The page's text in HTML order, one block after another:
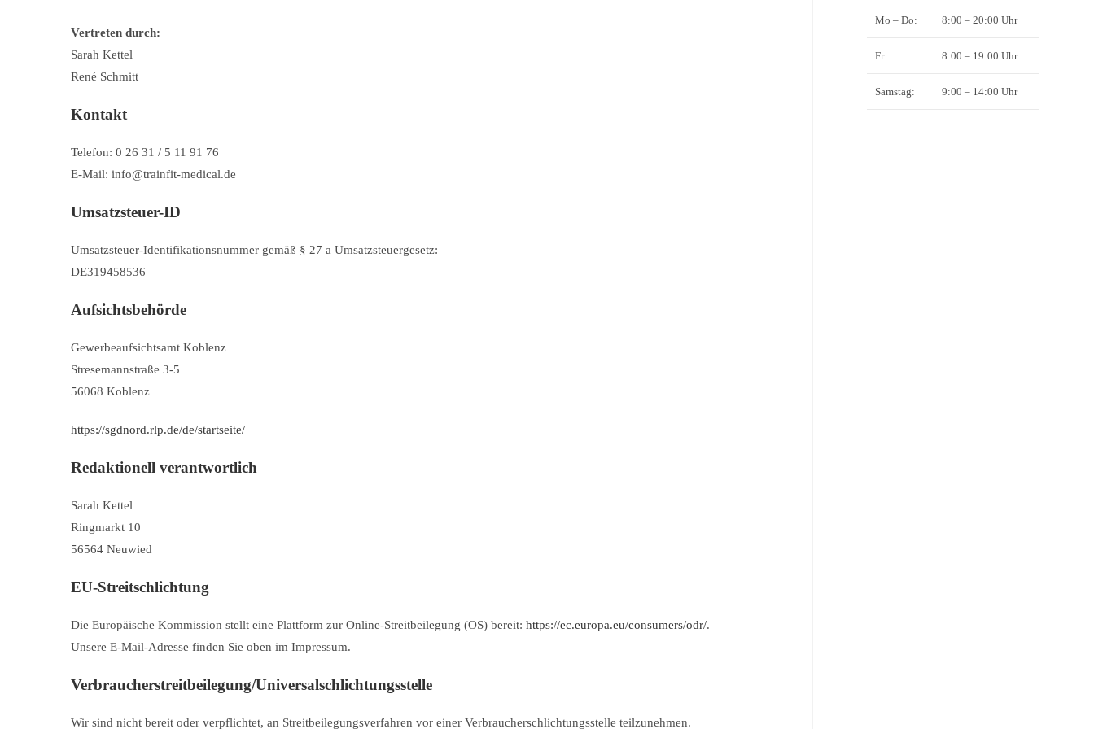
Vertreten durch:
Sarah Kettel
René Schmitt
Kontakt
Telefon: 0 26 31 / 5 11 91 76
E-Mail: info@trainfit-medical.de
Umsatzsteuer-ID
Umsatzsteuer-Identifikationsnummer gemäß § 27 a Umsatzsteuergesetz:
DE319458536
Aufsichtsbehörde
Gewerbeaufsichtsamt Koblenz
Stresemannstraße 3-5
56068 Koblenz
https://sgdnord.rlp.de/de/startseite/
Redaktionell verantwortlich
Sarah Kettel
Ringmarkt 10
56564 Neuwied
EU-Streitschlichtung
Die Europäische Kommission stellt eine Plattform zur Online-Streitbeilegung (OS) bereit:https://ec.europa.eu/consumers/odr/.
Unsere E-Mail-Adresse finden Sie oben im Impressum.
Verbraucher­streit­beilegung/Universal­schlichtungs­stelle
Wir sind nicht bereit oder verpflichtet, an Streitbeilegungsverfahren vor einer Verbraucherschlichtungsstelle teilzunehmen.
Mo – Do: 8:00 – 20:00 Uhr
Fr: 8:00 – 19:00 Uhr
Samstag: 9:00 – 14:00 Uhr